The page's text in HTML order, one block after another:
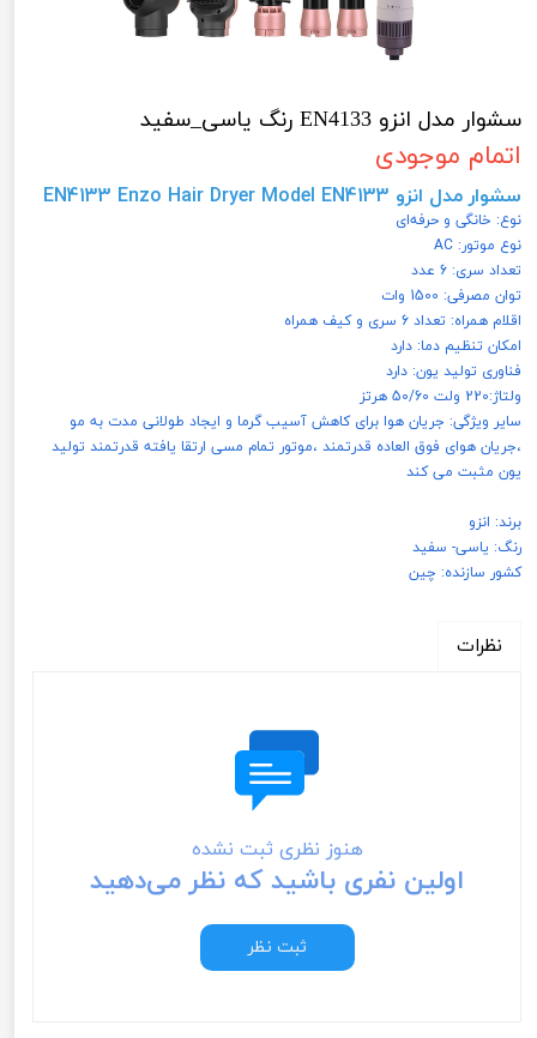
سشوار مدل انزو EN4133 رنگ یاسی_سفید
اتمام موجودی
سشوار مدل انزو EN4133 Enzo Hair Dryer Model EN4133
نوع: خانگی و حرفه‌ای
نوع موتور: AC
تعداد سری: 6 عدد
توان مصرفی: 1500 وات
اقلام همراه: تعداد 6 سری و کیف همراه
امکان تنظیم دما: دارد
فناوری تولید یون: دارد
ولتاژ:220 ولت 50/60 هرتز
سایر ویژگی: جریان هوا برای کاهش آسیب گرما و ایجاد طولانی مدت به مو
،جریان هوای فوق العاده قدرتمند ،موتور تمام مسی ارتقا یافته قدرتمند تولید
یون مثبت می کند
برند: انزو
رنگ: یاسی- سفید
کشور سازنده: چین
نظرات
هنوز نظری ثبت نشده
اولین نفری باشید که نظر می‌دهید
ثبت نظر